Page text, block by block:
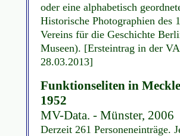
oder eine alphabetisch
Historische Photographien des
Vereins für die Geschichte
Museen). [Ersteintrag in der
28.03.2013]
Funktionseliten in
1952
MV-Data. - Münster, 2006
Derzeit 261 Personeneinträge.